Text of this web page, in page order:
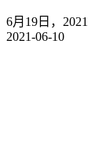
6月19日，
2021-06-10